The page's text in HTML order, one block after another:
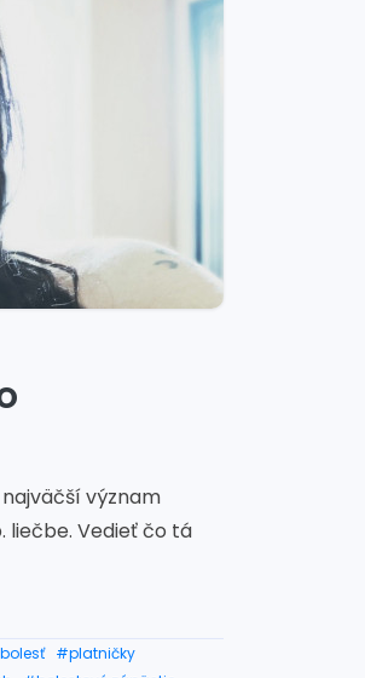
význam
liečbe. Vedieť čo tá
#platničky